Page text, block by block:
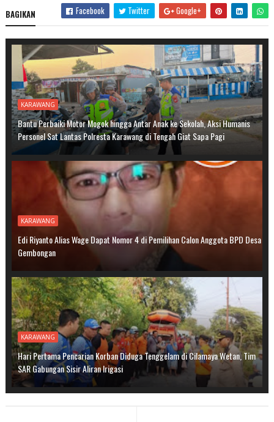
BAGIKAN Facebook Twitter Google+
KARAWANG
Bantu Perbaiki Motor Mogok hingga Antar Anak ke Sekolah, Aksi Humanis
Personel Sat Lantas Polresta Karawang di Tengah Giat Sapa Pagi
KARAWANG
Edi Riyanto Alias Wage Dapat Nomor 4 di Pemilihan Calon Anggota BPD Desa
Gembongan
KARAWANG
Hari Pertama Pencarian Korban Diduga Tenggelam di Cilamaya Wetan, Tim
SAR Gabungan Sisir Aliran Irigasi